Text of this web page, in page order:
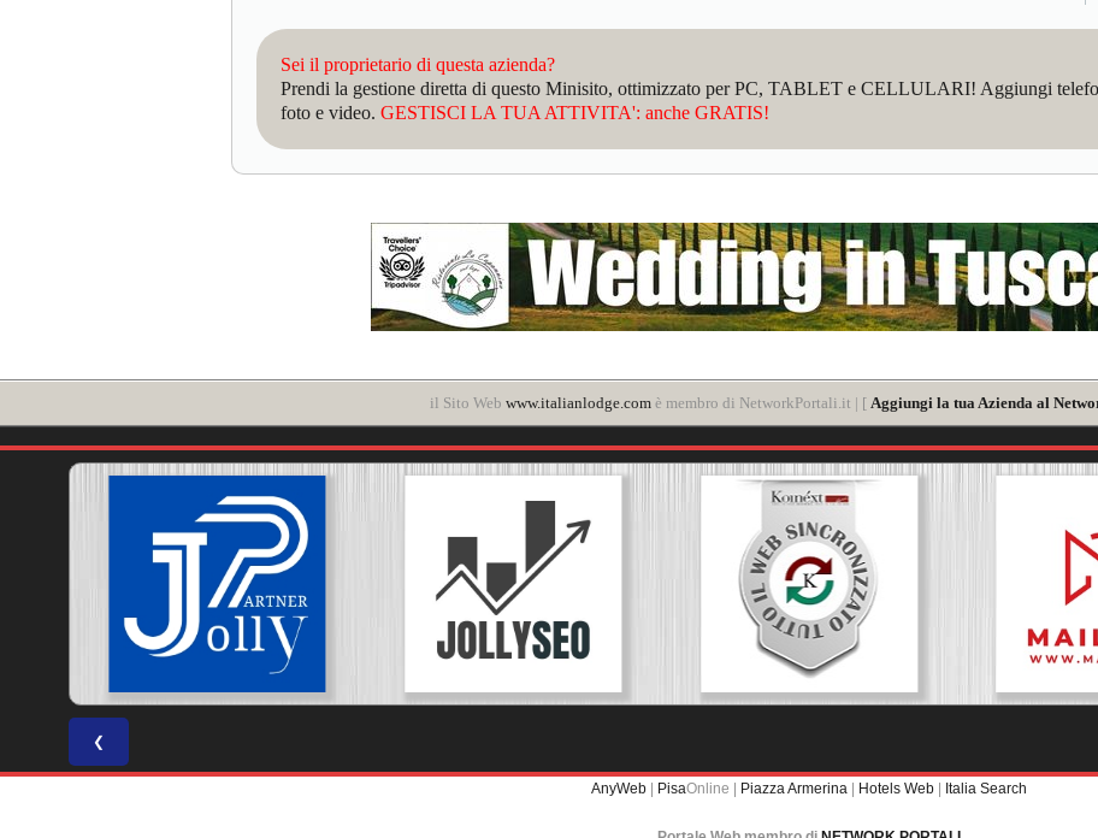
Sei il proprietario di questa azienda?
Prendi la gestione diretta di questo Minisito, ottimizzato per PC, TABLET e CELLULARI! Aggiungi
foto e video. GESTISCI LA TUA ATTIVITA': anche GRATIS!
il Sito Web www.italianlodge.com è membro di NetworkPortali.it | [ Aggiungi la tua Azienda al
❮
AnyWeb | PisaOnline | Piazza Armerina | Hotels Web | Italia Search